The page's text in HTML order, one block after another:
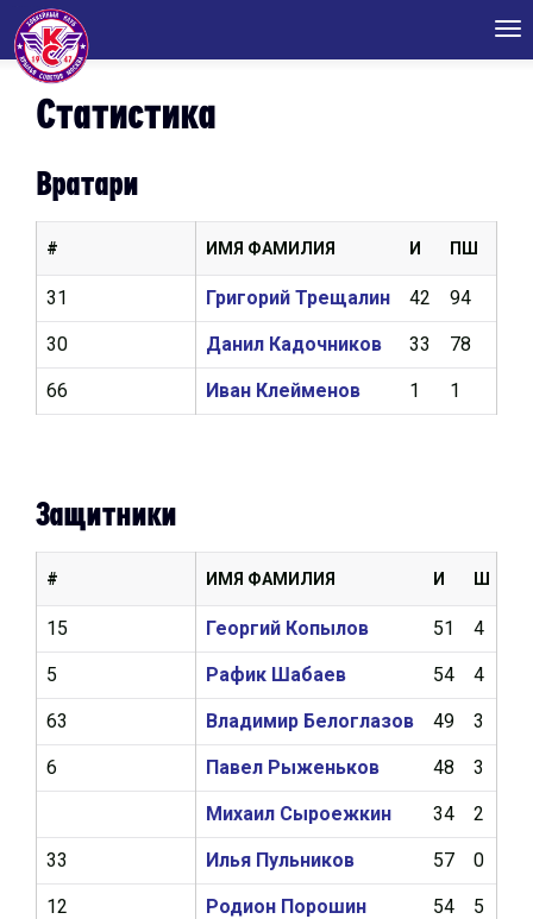
Статистика
Вратари
ИМЯ ФАМИЛИЯ И ПШ
Григорий Трещалин 42 94
Данил Кадочников 33 78
Иван Клейменов 1 1
#
31
30
66
Защитники
ИМЯ ФАМИЛИЯ И Ш
Георгий Копылов 51 4
Рафик Шабаев 54 4
Владимир Белоглазов 49 3
Павел Рыженьков 48 3
Михаил Сыроежкин 34 2
Илья Пульников 57 0
Родион Порошин 54 5
#
15
5
63
6
33
12